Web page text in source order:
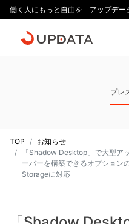
働く人にもっと自由を アップデー
プレ
TOP
お知らせ
「Shadow Desktop」で大型ア
ーバーを構築できるオプション
Storageに対応